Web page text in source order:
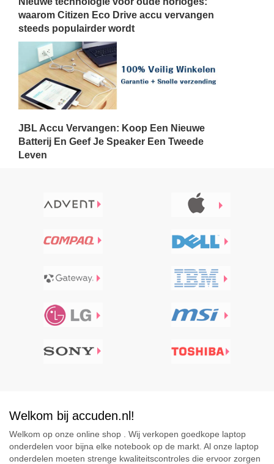
waarom Citizen Eco Drive accu vervangen
steeds populairder wordt
JBL Accu Vervangen: Koop Een Nieuwe
Batterij En Geef Je Speaker Een Tweede
Leven
Welkom bij accuden.nl!
Welkom op onze online shop . Wij verkopen goedkope laptop
onderdelen voor bijna elke notebook op de markt. Al onze laptop
onderdelen moeten strenge kwaliteitscontroles die ervoor zorgen